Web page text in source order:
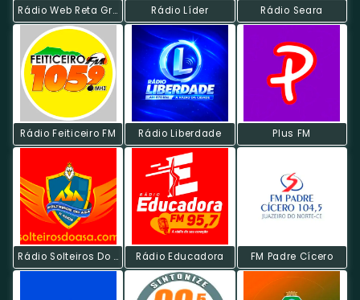
Rádio Web Reta Grande Rádio Líder Rádio Seara
Rádio Feiticeiro FM Rádio Liberdade Plus FM
Rádio Solteiros Do Asa Rádio Educadora FM Padre Cícero